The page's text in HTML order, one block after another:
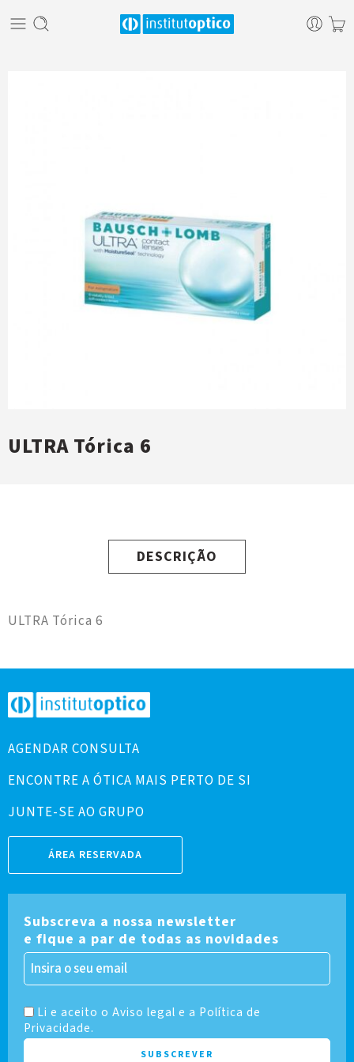
ULTRA Tórica 6
DESCRIÇÃO
ULTRA Tórica 6
AGENDAR CONSULTA
ENCONTRE A ÓTICA MAIS PERTO DE SI
JUNTE-SE AO GRUPO
ÁREA RESERVADA
Subscreva a nossa newsletter
e fique a par de todas as novidades
Li e aceito o Aviso legal e a Política de
Privacidade.